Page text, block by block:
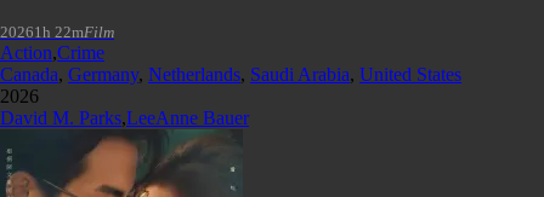
20261h 22mFilm
Action,Crime
Canada, Germany, Netherlands, Saudi Arabia, United States
2026
David M. Parks,LeeAnne Bauer